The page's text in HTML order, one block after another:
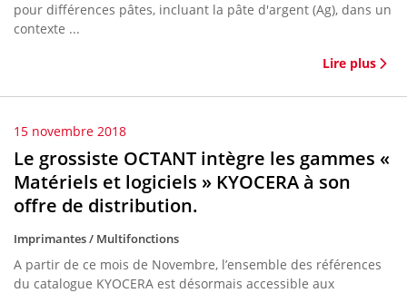
pour différences pâtes, incluant la pâte d'argent (Ag), dans un
contexte ...
Lire plus
15 novembre 2018
Le grossiste OCTANT intègre les gammes «
Matériels et logiciels » KYOCERA à son
offre de distribution.
Imprimantes / Multifonctions
A partir de ce mois de Novembre, l’ensemble des références
du catalogue KYOCERA est désormais accessible aux